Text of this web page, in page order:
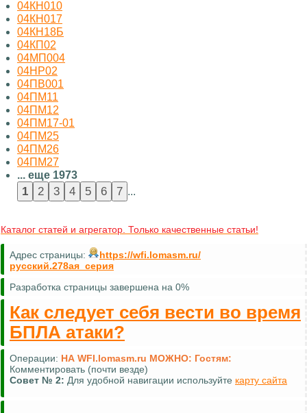
04КН010
04КН017
04КН18Б
04КП02
04МП004
04НР02
04ПВ001
04ПМ11
04ПМ12
04ПМ17-01
04ПМ25
04ПМ26
04ПМ27
... еще 1973
...
Каталог статей и агрегатор. Только качественные статьи!
Адрес страницы:
https://wfi.lomasm.ru/
русский.278ая_серия
Разработка страницы завершена на 0%
Как следует себя вести во время
БПЛА атаки?
Операции: НА WFI.lomasm.ru МОЖНО: Гостям:
Комментировать (почти везде)
Совет № 2: Для удобной навигации используйте карту сайта